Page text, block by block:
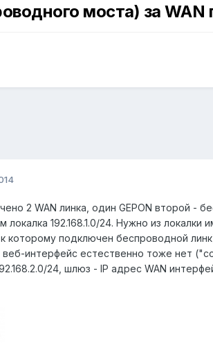
моста) за WAN
2 WAN линка, один GEPON второй -
локалка 192.168.1.0/24. Нужно из
которому подключен беспроводной
интерфейс естественно тоже нет
24, шлюз - IP адрес WAN